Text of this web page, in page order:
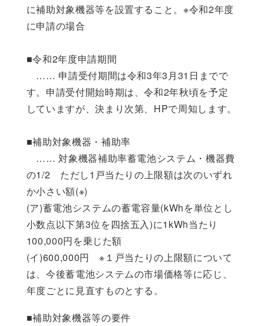
に補助対象機器等を設置すること。※令和2年度
に申請の場合
■令和2年度申請期間
…… 申請受付期間は令和3年3月31日までで
す。申請受付開始時期は、令和2年秋頃を予定
していますが、決まり次第、HPで周知します。
■補助対象機器・補助率
…… 対象機器補助率蓄電池システム・機器費
の1/2 ただし1戸当たりの上限額は次のいずれ
か小さい額(※)
(ア)蓄電池システムの蓄電容量(kWhを単位とし
小数点以下第3位を四捨五入)に1kWh当たり
100,000円を乗じた額
(イ)600,000円 ※１戸当たりの上限額について
は、今後蓄電池システムの市場価格等に応じ、
年度ごとに見直すものとする。
■補助対象機器等の要件